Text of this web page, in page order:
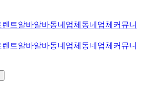
렌트알바알바동네업체 동네업체 커뮤니
렌트알바알바동네업체 동네업체 커뮤니